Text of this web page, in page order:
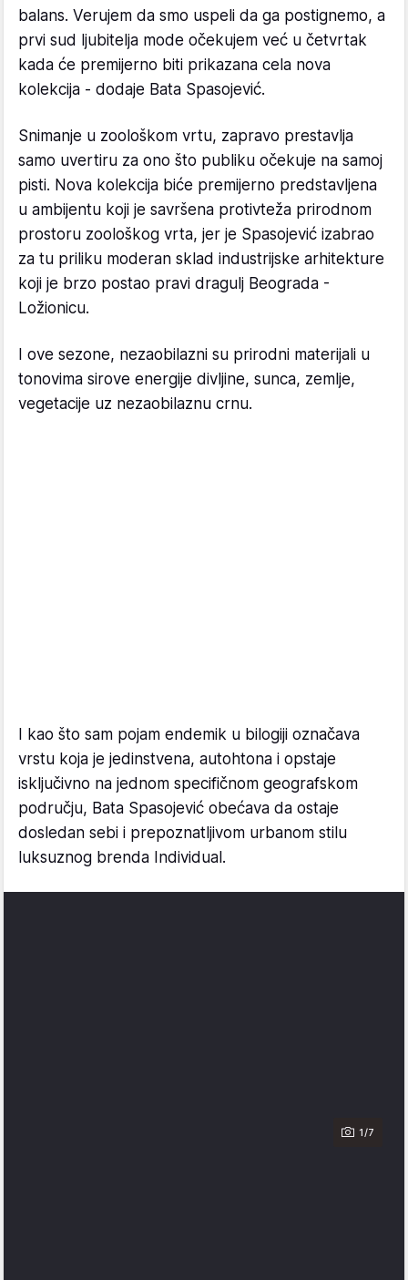
balans. Verujem da smo uspeli da ga postignemo, a
prvi sud ljubitelja mode očekujem već u četvrtak
kada će premijerno biti prikazana cela nova
kolekcija - dodaje Bata Spasojević.
Snimanje u zoološkom vrtu, zapravo prestavlja
samo uvertiru za ono što publiku očekuje na samoj
pisti. Nova kolekcija biće premijerno predstavljena
u ambijentu koji je savršena protivteža prirodnom
prostoru zoološkog vrta, jer je Spasojević izabrao
za tu priliku moderan sklad industrijske arhitekture
koji je brzo postao pravi dragulj Beograda -
Ložionicu.
I ove sezone, nezaobilazni su prirodni materijali u
tonovima sirove energije divljine, sunca, zemlje,
vegetacije uz nezaobilaznu crnu.
I kao što sam pojam endemik u bilogiji označava
vrstu koja je jedinstvena, autohtona i opstaje
isključivno na jednom specifičnom geografskom
području, Bata Spasojević obećava da ostaje
dosledan sebi i prepoznatljivom urbanom stilu
luksuznog brenda Individual.
1/7